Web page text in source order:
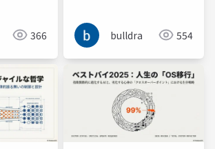
366
グマシンの意味的再現
となったbulldra 554